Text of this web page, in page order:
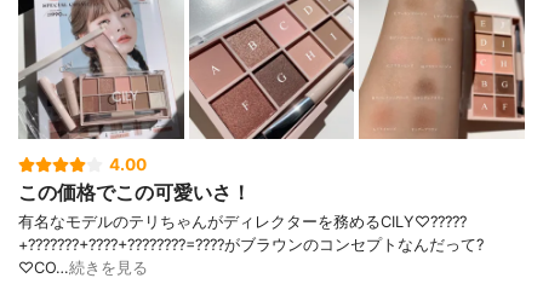
4.00
この価格でこの可愛いさ！
有名なモデルのテリちゃんがディレクターを務めるCILY♡?????
+???????+????+????????=????がブラウンのコンセプトなんだって?
♡CO…続きを見る